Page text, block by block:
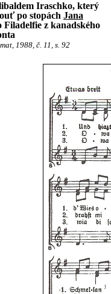
Iraschko, který
po stopách Jana
Filadelfie z kanadského
1988, č. 11, s. 92